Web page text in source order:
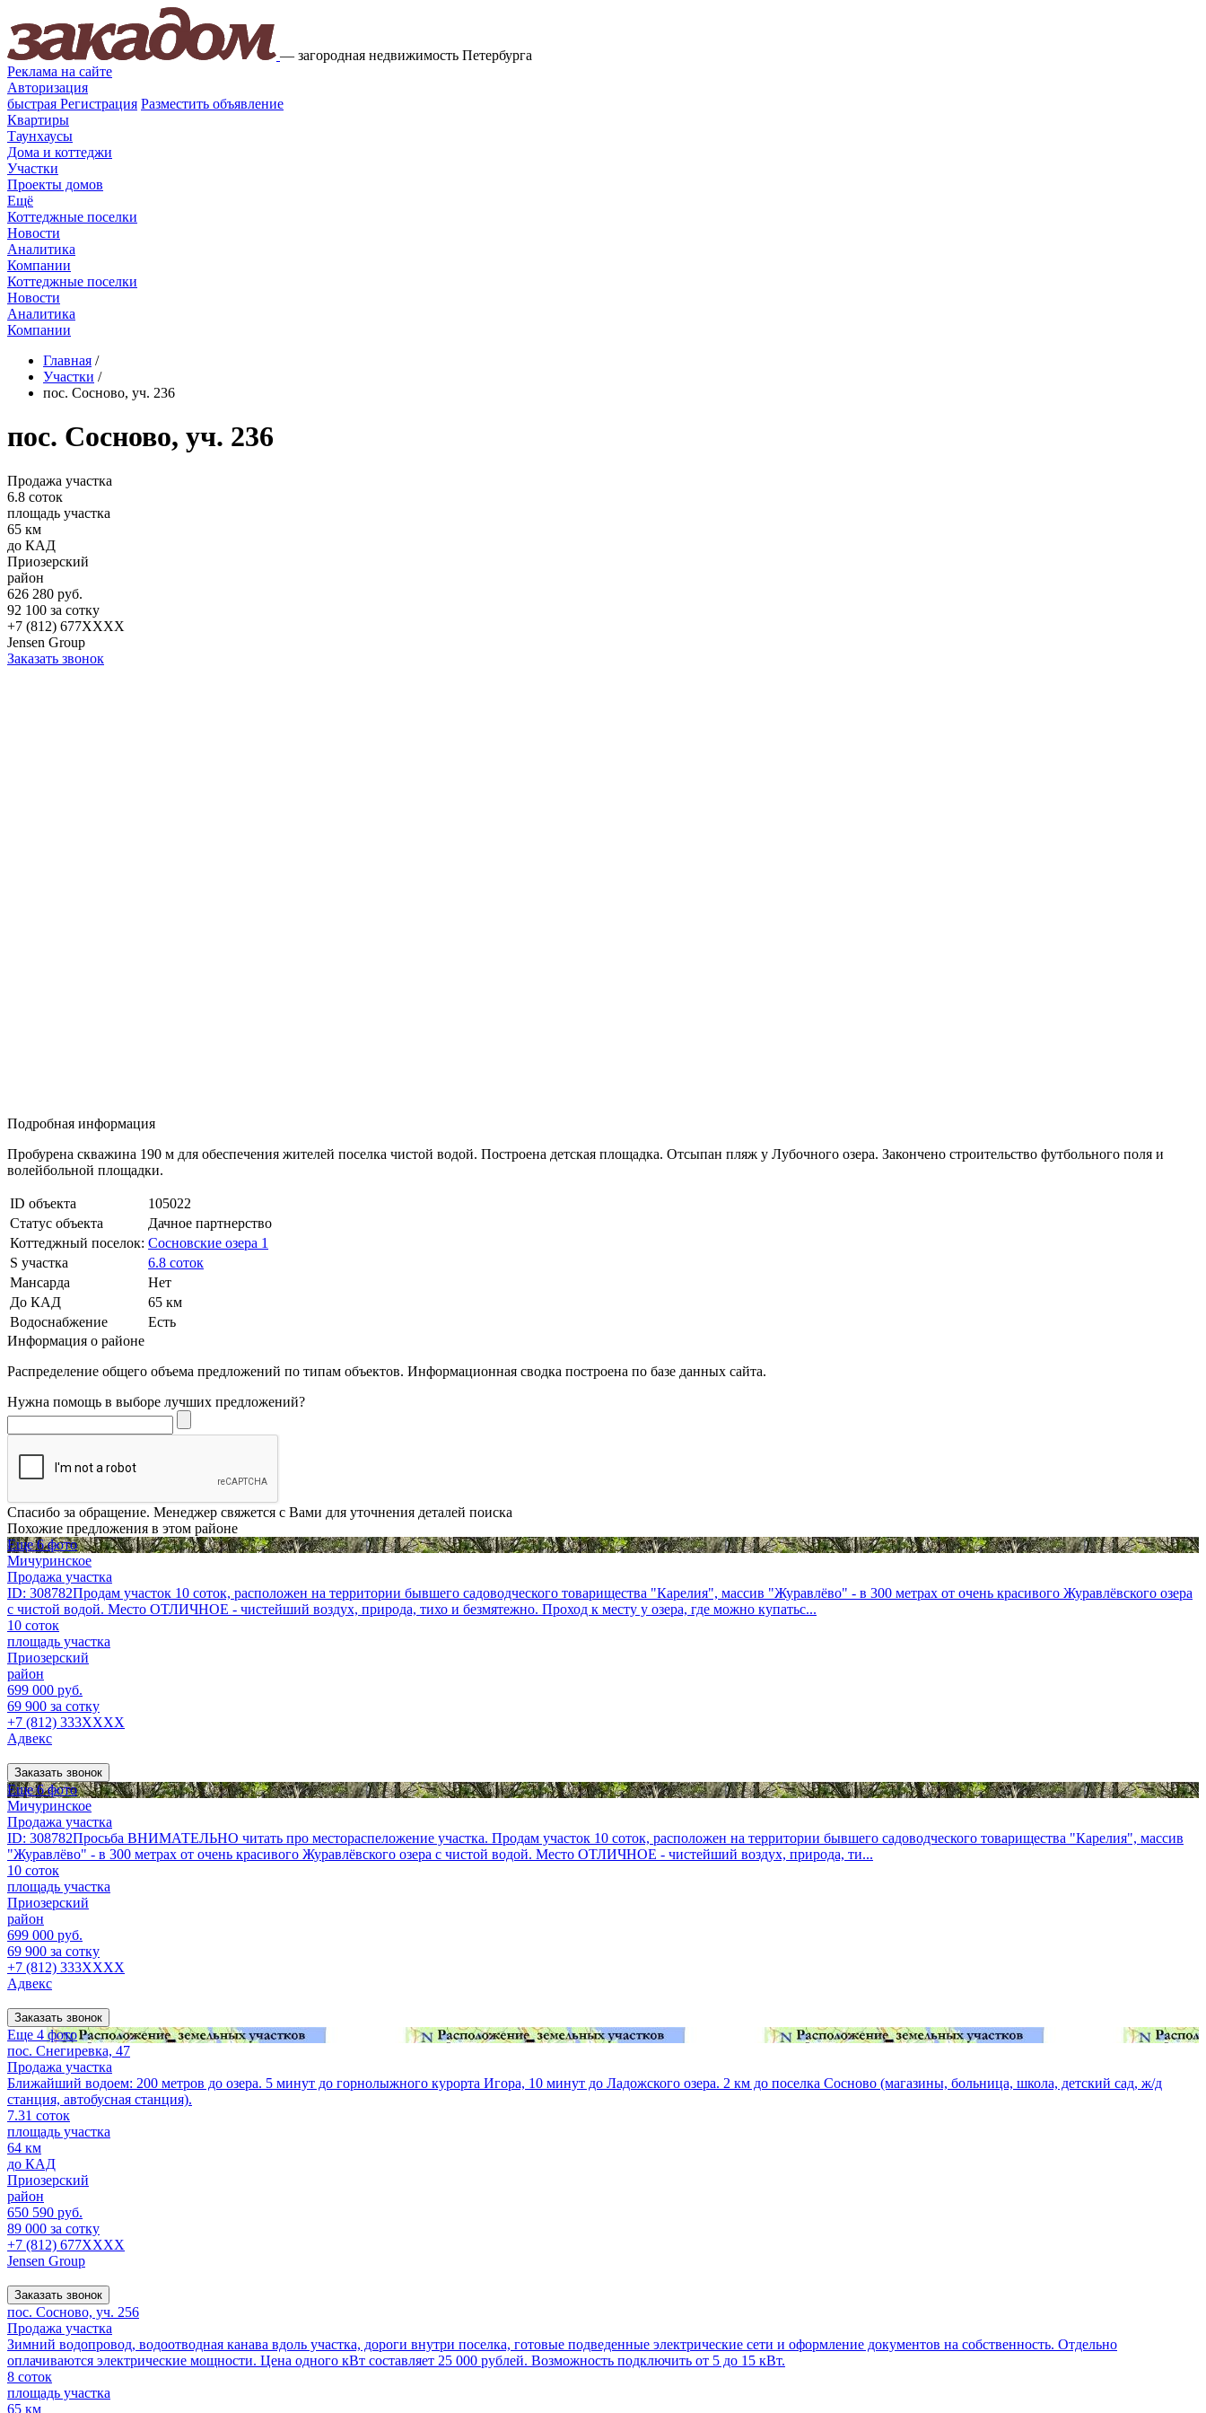
— загородная недвижимость Петербурга
Реклама на сайте
Авторизация
быстрая Регистрация Разместить объявление
Квартиры
Таунхаусы
Дома и коттеджи
Участки
Проекты домов
Ещё
Коттеджные поселки
Новости
Аналитика
Компании
Коттеджные поселки
Новости
Аналитика
Компании
Главная /
Участки /
пос. Сосново, уч. 236
пос. Сосново, уч. 236
Продажа участка
6.8 соток
площадь участка
65 км
до КАД
Приозерский
район
626 280 руб.
92 100 за сотку
+7 (812) 677XXXX
Jensen Group
Заказать звонок
Подробная информация
Пробурена скважина 190 м для обеспечения жителей поселка чистой водой. Построена детская площадка. Отсыпан пляж у Лубочного озера. Закончено строительство футбольного поля и
волейбольной площадки.
ID объекта
105022
Статус объекта
Дачное партнерство
Коттеджный поселок: Сосновские озера 1
S участка
6.8 соток
Мансарда
Нет
До КАД
65 км
Водоснабжение
Есть
Информация о районе
Распределение общего объема предложений по типам объектов. Информационная сводка построена по базе данных сайта.
Нужна помощь в выборе лучших предложений?
Спасибо за обращение. Менеджер свяжется с Вами для уточнения деталей поиска
Похожие предложения в этом районе
Еще 6 фото
Мичуринское
Продажа участка
ID: 308782Продам участок 10 соток, расположен на территории бывшего садоводческого товарищества "Карелия", массив "Журавлёво" - в 300 метрах от очень красивого Журавлёвского озера
с чистой водой. Место ОТЛИЧНОЕ - чистейший воздух, природа, тихо и безмятежно. Проход к месту у озера, где можно купатьс...
10 соток
площадь участка
Приозерский
район
699 000 руб.
69 900 за сотку
+7 (812) 333XXXX
Адвекс
Заказать звонок
Еще 6 фото
Мичуринское
Продажа участка
ID: 308782Просьба ВНИМАТЕЛЬНО читать про местораспеложение участка. Продам участок 10 соток, расположен на территории бывшего садоводческого товарищества "Карелия", массив
"Журавлёво" - в 300 метрах от очень красивого Журавлёвского озера с чистой водой. Место ОТЛИЧНОЕ - чистейший воздух, природа, ти...
10 соток
площадь участка
Приозерский
район
699 000 руб.
69 900 за сотку
+7 (812) 333XXXX
Адвекс
Заказать звонок
Еще 4 фото
пос. Снегиревка, 47
Продажа участка
Ближайший водоем: 200 метров до озера. 5 минут до горнолыжного курорта Игора, 10 минут до Ладожского озера. 2 км до поселка Сосново (магазины, больница, школа, детский сад, ж/д
станция, автобусная станция).
7.31 соток
площадь участка
64 км
до КАД
Приозерский
район
650 590 руб.
89 000 за сотку
+7 (812) 677XXXX
Jensen Group
Заказать звонок
пос. Сосново, уч. 256
Продажа участка
Зимний водопровод, водоотводная канава вдоль участка, дороги внутри поселка, готовые подведенные электрические сети и оформление документов на собственность. Отдельно
оплачиваются электрические мощности. Цена одного кВт составляет 25 000 рублей. Возможность подключить от 5 до 15 кВт.
8 соток
площадь участка
65 км